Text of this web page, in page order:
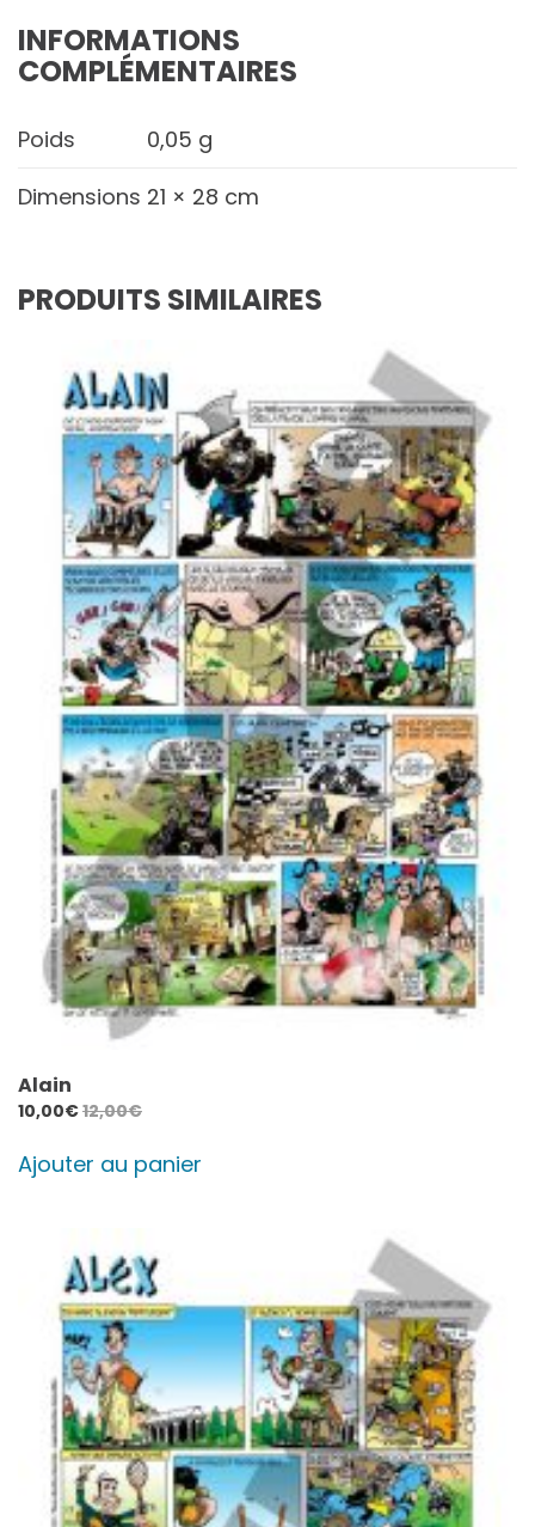
INFORMATIONS
COMPLÉMENTAIRES
Poids
0,05 g
Dimensions 21 × 28 cm
PRODUITS SIMILAIRES
Alain
10,00€12,00€
Ajouter au panier